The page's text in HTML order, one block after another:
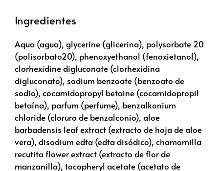
Ingredientes
Aqua (agua), glycerine (glicerina), polysorbate 20
(polisorbato20), phenoxyethanol (fenoxietanol),
clorhexidine digluconate (clorhexidina
digluconato), sodium benzoate (benzoato de
sodio), cocamidopropyl betaine (cocamidopropil
betaína), parfum (perfume), benzalkonium
chloride (cloruro de benzalconio), aloe
barbadensis leaf extract (extracto de hoja de aloe
vera), disodium edta (edta disódico), chamomilla
recutita flower extract (extracto de flor de
manzanilla), tocopheryl acetate (acetato de